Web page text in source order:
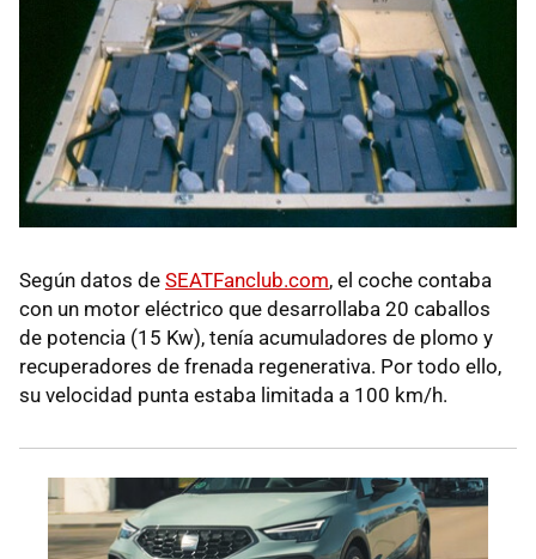
Según datos de SEATFanclub.com, el coche contaba
con un motor eléctrico que desarrollaba 20 caballos
de potencia (15 Kw), tenía acumuladores de plomo y
recuperadores de frenada regenerativa. Por todo ello,
su velocidad punta estaba limitada a 100 km/h.